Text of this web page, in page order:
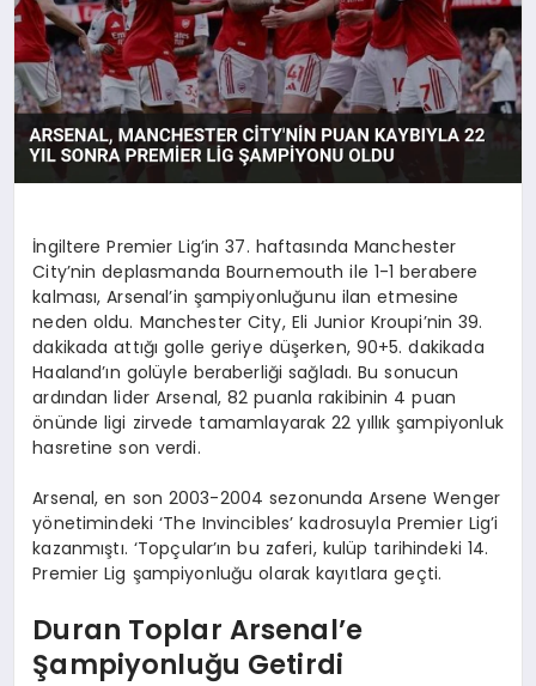
YAŞAM
İngiltere Premier Lig’in 37. haftasında Manchester
City’nin deplasmanda Bournemouth ile 1-1 berabere
kalması, Arsenal’in şampiyonluğunu ilan etmesine
neden oldu. Manchester City, Eli Junior Kroupi’nin 39.
dakikada attığı golle geriye düşerken, 90+5. dakikada
Haaland’ın golüyle beraberliği sağladı. Bu sonucun
ardından lider Arsenal, 82 puanla rakibinin 4 puan
önünde ligi zirvede tamamlayarak 22 yıllık şampiyonluk
hasretine son verdi.
Arsenal, en son 2003-2004 sezonunda Arsene Wenger
yönetimindeki ‘The Invincibles’ kadrosuyla Premier Lig’i
kazanmıştı. ‘Topçular’ın bu zaferi, kulüp tarihindeki 14.
Premier Lig şampiyonluğu olarak kayıtlara geçti.
Duran Toplar Arsenal’e
Şampiyonluğu Getirdi